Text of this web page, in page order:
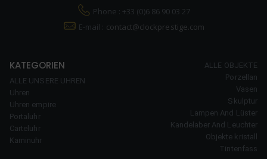
Phone : +33 (0)6 86 90 03 27
E-mail : contact@clockprestige.com
KATEGORIEN
ALLE UNSERE UHREN
Uhren
Uhren empire
Portaluhr
Carteluhr
Kaminuhr
ALLE OBJEKTE
Porzellan
Vasen
Skulptur
Lampen And Lüster
Kandelaber And Leuchter
Objekte kristall
Tintenfass